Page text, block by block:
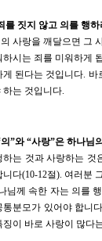
를 짓지 않고 의를 행
사랑을 깨달으면 그
하시는 죄를 미워하게
게 된다는 것입니다.
하는 것입니다.
”와 “사랑”은 하나님
하는 것과 사랑하는 것
니다(10-12절). 여러분
님께 속한 자는 의를
통분모가 있어야 합니
징이 바로 사랑이 많다